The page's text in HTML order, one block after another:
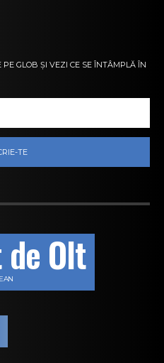
GLOB ȘI VEZI CE SE ÎNTÂMPLĂ ÎN
TE
de Olt